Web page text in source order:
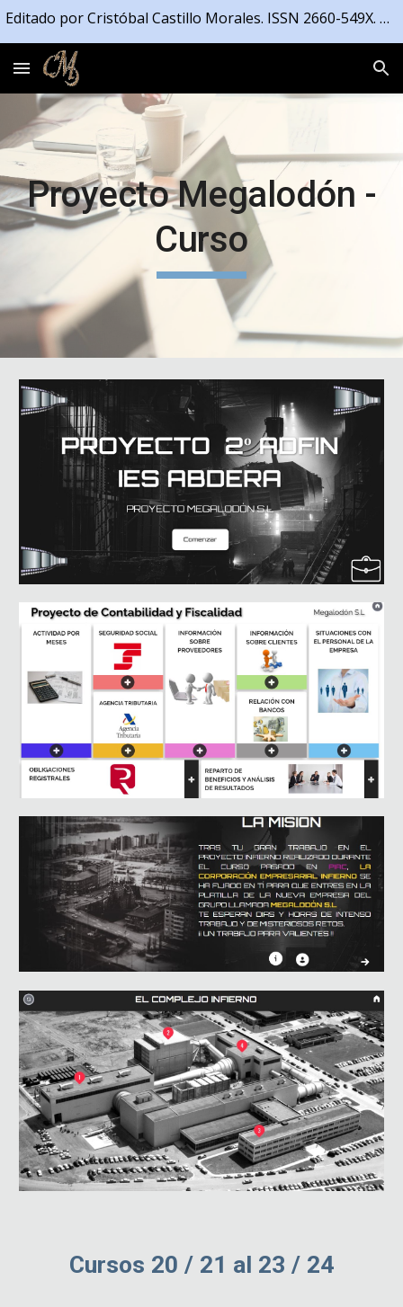
Editado por Cristóbal Castillo Morales. ISSN 2660-549X. Registrado en la Propiedad Intelectual de la Junta de Andalucía número 04/2021/4191
Proyecto Megalodón -
Curso
Cursos 20 / 21 al 23 / 24